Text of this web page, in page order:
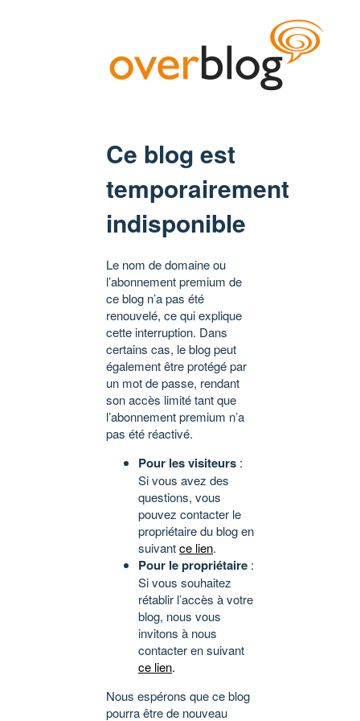
Ce blog est
temporairement
indisponible
Le nom de domaine ou
l’abonnement premium de
ce blog n’a pas été
renouvelé, ce qui explique
cette interruption. Dans
certains cas, le blog peut
également être protégé par
un mot de passe, rendant
son accès limité tant que
l’abonnement premium n’a
pas été réactivé.
Pour les visiteurs :
Si vous avez des
questions, vous
pouvez contacter le
propriétaire du blog en
suivantce lien.
Pour le propriétaire :
Si vous souhaitez
rétablir l’accès à votre
blog, nous vous
invitons à nous
contacter en suivant
ce lien.
Nous espérons que ce blog
pourra être de nouveau